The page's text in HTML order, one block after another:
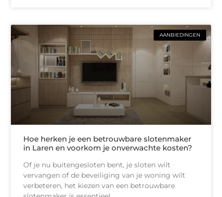
AANBIEDINGEN
Hoe herken je een betrouwbare slotenmaker
in Laren en voorkom je onverwachte kosten?
Of je nu buitengesloten bent, je sloten wilt
vervangen of de beveiliging van je woning wilt
verbeteren, het kiezen van een betrouwbare